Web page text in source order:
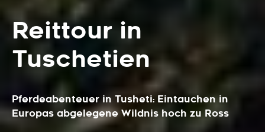
Reittour in
Tuschetien
Pferdeabenteuer in Tusheti: Eintauchen in
Europas abgelegene Wildnis hoch zu Ross